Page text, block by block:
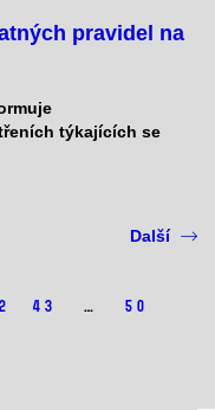
pravidel na
týkajících se
43 … 50
Další